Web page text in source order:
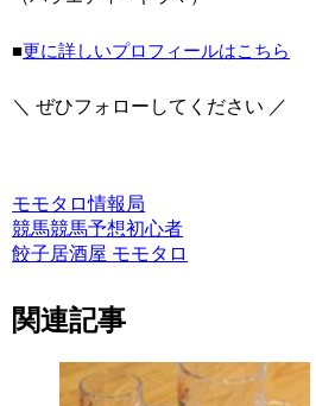
■更に詳しいプロフィールはこちら
＼ ぜひフォローしてください ／
モモタロ情報局
競馬競馬予想初心者
餃子居酒屋 モモタロ
関連記事